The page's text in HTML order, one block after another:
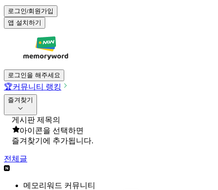
로그인/회원가입
앱 설치하기
로그인을 해주세요
🏆커뮤니티 랭킹
즐겨찾기
게시판 제목의
아이콘을 선택하면
즐겨찾기에 추가됩니다.
전체글
메모리워드 커뮤니티